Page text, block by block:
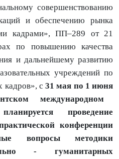
совершенствованию
и обеспечению рынка
кадрами», ПП–289 от 21
по повышению качества
и дальнейшему развитию
учреждений по
кадров», с 31 мая по 1 июня
международном
проведение
конференции
вопросы методики
- гуманитарных